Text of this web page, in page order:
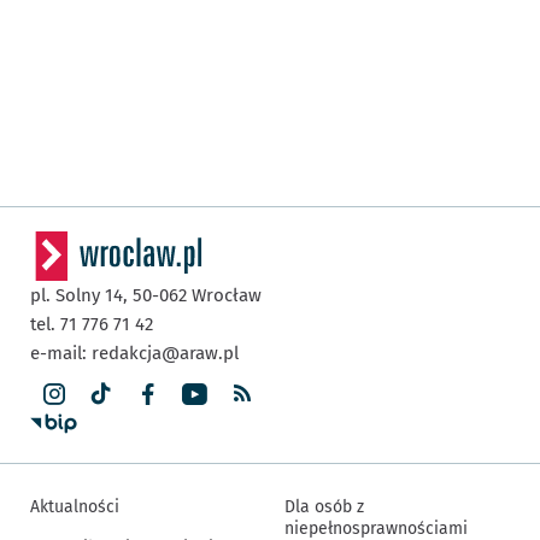
pl. Solny 14, 50-062 Wrocław
tel. 71 776 71 42
e-mail: redakcja@araw.pl
Aktualności
Dla osób z
niepełnosprawnościami